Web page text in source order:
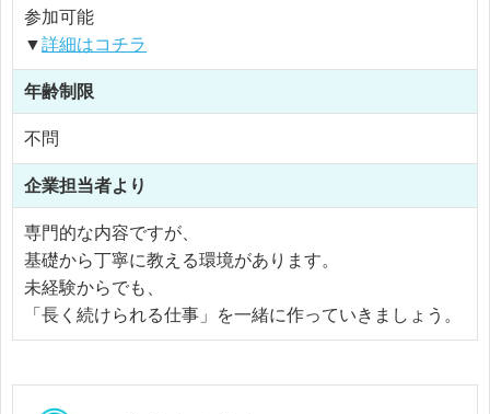
参加可能
▼詳細はコチラ
年齢制限
不問
企業担当者より
専門的な内容ですが、
基礎から丁寧に教える環境があります。
未経験からでも、
「長く続けられる仕事」を一緒に作っていきましょう。